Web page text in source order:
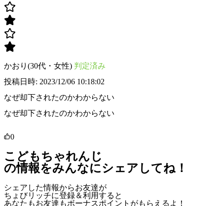
かおり(30代・女性) 判定済み
投稿日時: 2023/12/06 10:18:02
なぜ却下されたのかわからない
なぜ却下されたのかわからない
0
こどもちゃれんじ
の情報をみんなにシェアしてね！
シェアした情報からお友達が
ちょびリッチに登録＆利用すると
あなたもお友達もボーナスポイント がもらえるよ！